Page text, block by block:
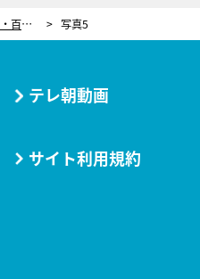
ももクロ・百田夏菜子“アイドルとは思えない発想”に「本職を忘れるな！」と叱られる!? 写真5
テレ朝動画
サイト利用規約